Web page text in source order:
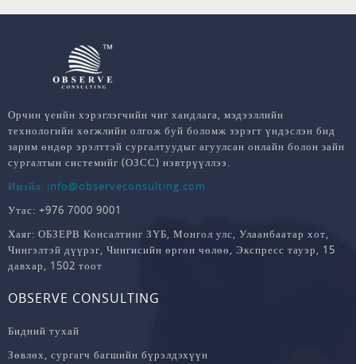
Орчин үеийн хэрэглэгчийн чиг хандлага, мэдээллийн
технологийн хөгжлийн олгож буй боломж зэрэгт үндэслэн бид
зарим өндөр эрэлттэй сургалтуудыг агуулсан онлайн болон зайн
сургалтын системийг (ОЗСС) нэвтрүүллээ.
Имэйл: info@observeconsulting.com
Утас: +976 7000 9001
Хаяг: ОБЗЕРВ Консалтинг ЗҮБ, Монгол улс, Улаанбаатар хот,
Чингэлтэй дүүрэг, Чингисийн өргөн чөлөө, Экспресс тауэр, 15
давхар, 1502 тоот
OBSERVE CONSULTING
Бидний тухай
Зөвлөх, сургагч багшийн бүрэлдэхүүн